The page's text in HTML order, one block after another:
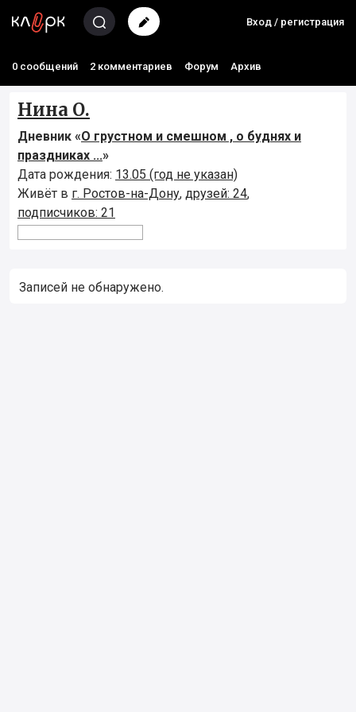
Вход / регистрация
0 сообщений 2 комментариев Форум Архив
Нина О.
Дневник «О грустном и смешном , о буднях и
праздниках ...»
Дата рождения: 13.05 (год не указан)
Живёт в г. Ростов-на-Дону, друзей: 24,
подписчиков: 21
Записей не обнаружено.